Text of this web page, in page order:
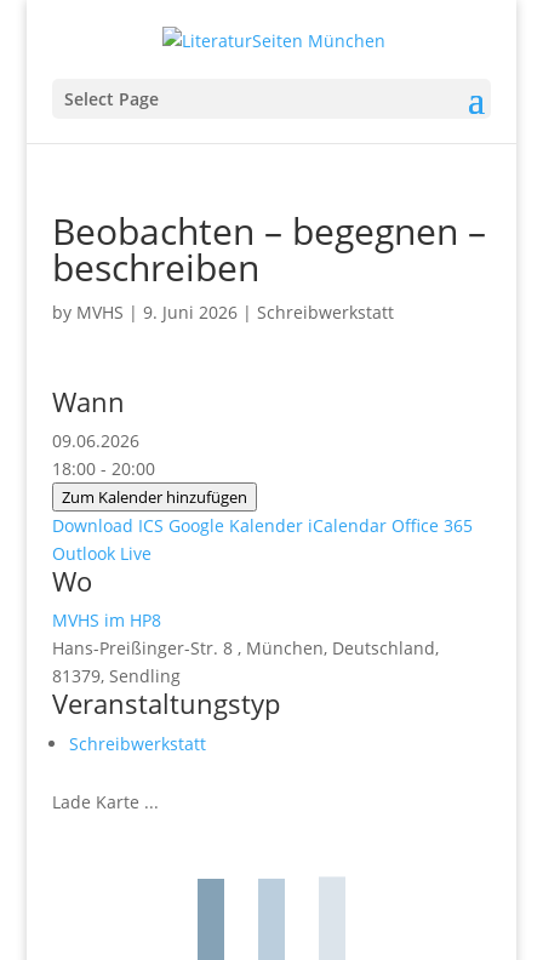
Select Page
Beobachten – begegnen –
beschreiben
by MVHS | 9. Juni 2026| Schreibwerkstatt
Wann
09.06.2026
18:00 - 20:00
Zum Kalender hinzufügen
Download ICS Google Kalender iCalendar Office 365
Outlook Live
Wo
MVHS im HP8
Hans-Preißinger-Str. 8 , München, Deutschland,
81379, Sendling
Veranstaltungstyp
Schreibwerkstatt
Lade Karte ...